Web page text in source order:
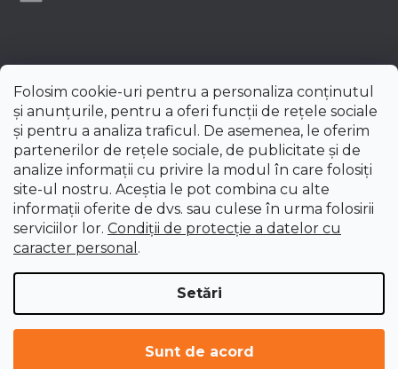
Folosim cookie-uri pentru a personaliza conținutul
și anunțurile, pentru a oferi funcții de rețele sociale
și pentru a analiza traficul. De asemenea, le oferim
partenerilor de rețele sociale, de publicitate și de
analize informații cu privire la modul în care folosiți
site-ul nostru. Aceștia le pot combina cu alte
informații oferite de dvs. sau culese în urma folosirii
serviciilor lor. Condiții de protecție a datelor cu
caracter personal .
Setări
Sunt de acord
rezervate.Editați setările cookie-urilor